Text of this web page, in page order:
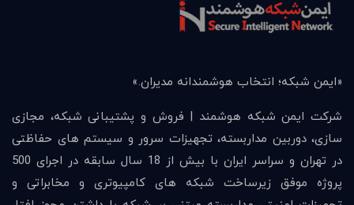
«ايمن شبكه؛ انتخاب هوشمندانه مديران.»
شرکت ایمن شبکه هوشمند | فروش و پشتیبانی شبکه، مجازی
سازی، دوربین مداربسته، تجهیزات سرور و سیستم های حفاظتی
در تهران و سراسر ایران با بیش از 18 سال سابقه در اجرای 500
پروژه موفق زیرساخت شبکه های کامپیوتری و مخابراتی و